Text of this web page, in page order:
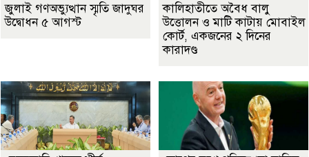
জুলাই গণঅভ্যুত্থান স্মৃতি জাদুঘর
উদ্বোধন ৫ আগস্ট
কালিহাতীতে অবৈধ বালু
উত্তোলন ও মাটি কাটায় মোবাইল
কোর্ট, একজনের ২ দিনের
কারাদণ্ড